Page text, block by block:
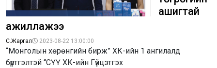
ашигтай
ажиллажээ
С.Жаргал 2023-08-22 13:00:00
“Монголын хөрөнгийн бирж” ХК-ийн 1 ангилалд
бүртгэлтэй “СҮҮ ХК-ийн Гүйцэтгэх